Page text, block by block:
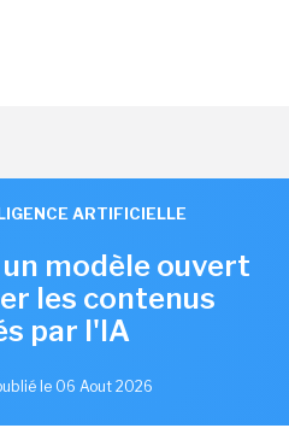
ARTIFICIELLE
modèle ouvert
les contenus
par l'IA
le 06 Aout 2026